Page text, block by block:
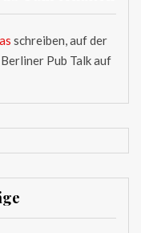
schreiben, auf der
Pub Talk auf